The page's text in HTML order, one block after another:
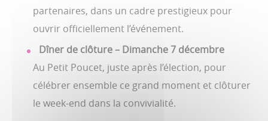
partenaires, dans un cadre prestigieux pour
ouvrir officiellement l’événement.
Dîner de clôture – Dimanche 7 décembre
Au Petit Poucet, juste après l’élection, pour
célébrer ensemble ce grand moment et clôturer
le week-end dans la convivialité.